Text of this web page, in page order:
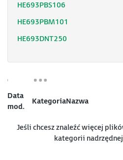
HE693PBS106
HE693PBM101
HE693DNT250
Data
mod.
KategoriaNazwa
Jeśli chcesz znaleźć więcej
kategorii nadrzędnej